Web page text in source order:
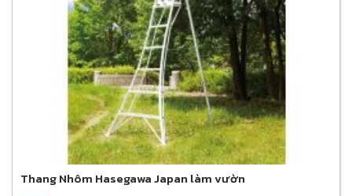
Thang Nhôm Hasegawa Japan làm vườn